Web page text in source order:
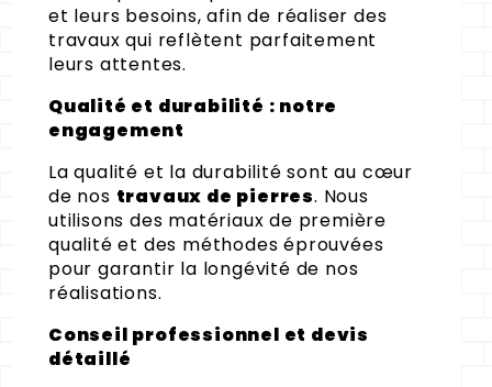
et leurs besoins, afin de réaliser des
travaux qui reflètent parfaitement
leurs attentes.
Qualité et durabilité : notre
engagement
La qualité et la durabilité sont au cœur
de nos travaux de pierres. Nous
utilisons des matériaux de première
qualité et des méthodes éprouvées
pour garantir la longévité de nos
réalisations.
Conseil professionnel et devis
détaillé